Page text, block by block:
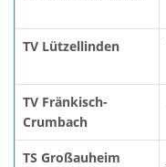
TV Lützellinden
TV Fränkisch-
Crumbach
TS Großauheim